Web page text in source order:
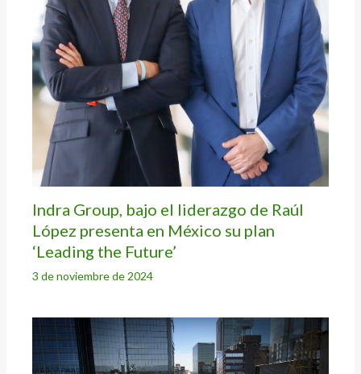
Indra Group, bajo el liderazgo de Raúl
López presenta en México su plan
‘Leading the Future’
3 de noviembre de 2024